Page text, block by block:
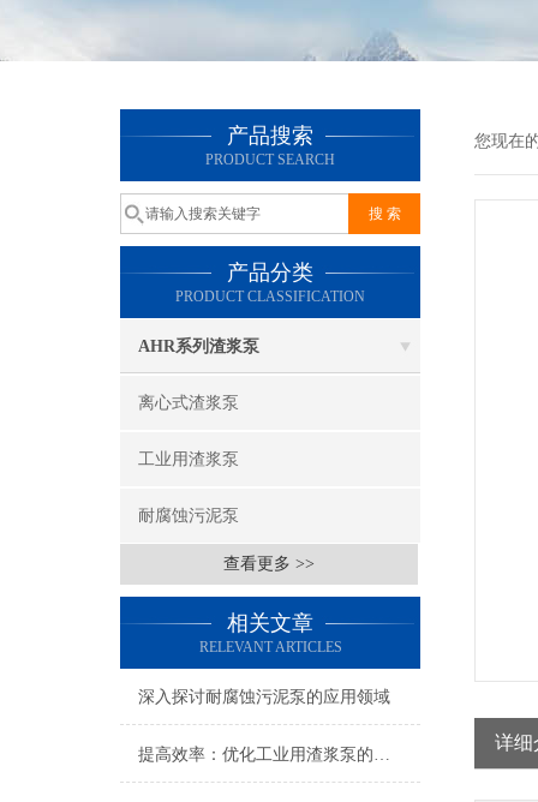
产品搜索
PRODUCT SEARCH
产品分类
PRODUCT CLASSIFICATION
AHR系列渣浆泵
离心式渣浆泵
工业用渣浆泵
耐腐蚀污泥泵
查看更多 >>
相关文章
RELEVANT ARTICLES
深入探讨耐腐蚀污泥泵的应用领域
提高效率：优化工业用渣浆泵的操作技巧
您现在
详细